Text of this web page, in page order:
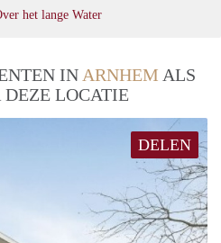
het lange Water
IN ARNHEM ALS
DEZE LOCATIE
DELEN